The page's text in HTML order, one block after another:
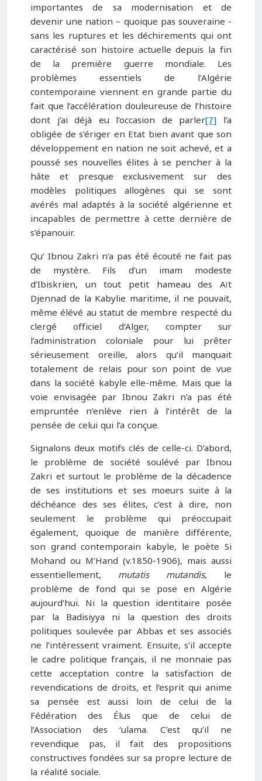
importantes de sa modernisation et de
devenir une nation – quoique pas souveraine -
sans les ruptures et les déchirements qui ont
caractérisé son histoire actuelle depuis la fin
de la première guerre mondiale. Les
problèmes essentiels de l’Algérie
contemporaine viennent en grande partie du
fait que l’accélération douleureuse de l’histoire
dont j’ai déjà eu l’occasion de parler[7] l’a
obligée de s’ériger en Etat bien avant que son
développement en nation ne soit achevé, et a
poussé ses nouvelles élites à se pencher à la
hâte et presque exclusivement sur des
modèles politiques allogènes qui se sont
avérés mal adaptés à la société algérienne et
incapables de permettre à cette dernière de
s’épanouir.
Qu’ Ibnou Zakri n’a pas été écouté ne fait pas
de mystère. Fils d’un imam modeste
d’Ibiskrien, un tout petit hameau des Aït
Djennad de la Kabylie maritime, il ne pouvait,
même élévé au statut de membre respecté du
clergé officiel d’Alger, compter sur
l’administration coloniale pour lui prêter
sérieusement oreille, alors qu’il manquait
totalement de relais pour son point de vue
dans la société kabyle elle-même. Mais que la
voie envisagée par Ibnou Zakri n’a pas été
empruntée n’enlève rien à l’intérêt de la
pensée de celui qui l’a conçue.
Signalons deux motifs clés de celle-ci. D’abord,
le problème de société soulévé par Ibnou
Zakri et surtout le problème de la décadence
de ses institutions et ses moeurs suite à la
déchéance des ses élites, c’est à dire, non
seulement le problème qui préoccupait
également, quoique de manière différente,
son grand contemporain kabyle, le poète Si
Mohand ou M’Hand (v.1850-1906), mais aussi
essentiellement, mutatis mutandis, le
problème de fond qui se pose en Algérie
aujourd’hui. Ni la question identitaire posée
par la Badisiyya ni la question des droits
politiques soulevée par Abbas et ses associés
ne l’intéressent vraiment. Ensuite, s’il accepte
le cadre politique français, il ne monnaie pas
cette acceptation contre la satisfaction de
revendications de droits, et l’esprit qui anime
sa pensée est aussi loin de celui de la
Fédération des Élus que de celui de
l’Association des ‘ulama. C’est qu’il ne
revendique pas, il fait des propositions
constructives fondées sur sa propre lecture de
la réalité sociale.